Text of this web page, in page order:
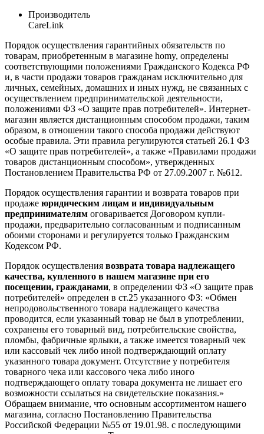
Производитель
CareLink
Порядок осуществления гарантийных обязательств по
товарам, приобретенным в магазине homy, определены
соответствующими положениями Гражданского Кодекса РФ
и, в части продажи товаров гражданам исключительно для
личных, семейных, домашних и иных нужд, не связанных с
осуществлением предпринимательской деятельности,
положениями ФЗ «О защите прав потребителей». Интернет-
магазин является дистанционным способом продажи, таким
образом, в отношении такого способа продажи действуют
особые правила. Эти правила регулируются статьей 26.1 ФЗ
«О защите прав потребителей», а также «Правилами продажи
товаров дистанционным способом», утвержденных
Постановлением Правительства РФ от 27.09.2007 г. №612.
Порядок осуществления гарантии и возврата товаров при
продаже юридическим лицам и индивидуальным
предпринимателям оговаривается Договором купли-
продажи, предварительно согласованным и подписанным
обоими сторонами и регулируется только Гражданским
Кодексом РФ.
Порядок осуществления возврата товара надлежащего
качества, купленного в нашем магазине при его
посещении, гражданами, в определении ФЗ «О защите прав
потребителей» определен в ст.25 указанного ФЗ: «Обмен
непродовольственного товара надлежащего качества
проводится, если указанный товар не был в употреблении,
сохранены его товарный вид, потребительские свойства,
пломбы, фабричные ярлыки, а также имеется товарный чек
или кассовый чек либо иной подтверждающий оплату
указанного товара документ. Отсутствие у потребителя
товарного чека или кассового чека либо иного
подтверждающего оплату товара документа не лишает его
возможности ссылаться на свидетельские показания.»
Обращаем внимание, что основным ассортиментом нашего
магазина, согласно Постановлению Правительства
Российской Федерации №55 от 19.01.98. с последующими